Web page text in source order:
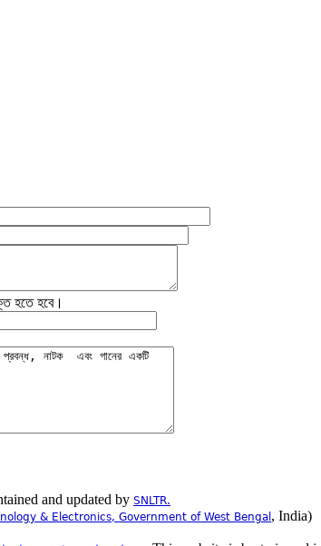
হতে হবে।
and updated by SNLTR.
& Electronics, Government of West Bengal , India)